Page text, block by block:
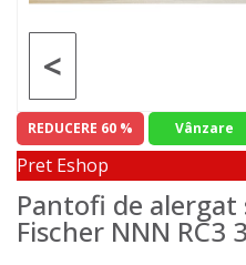
<
REDUCERE 60 % Vânzare
Pret Eshop
Pantofi de alergat
Fischer NNN RC3